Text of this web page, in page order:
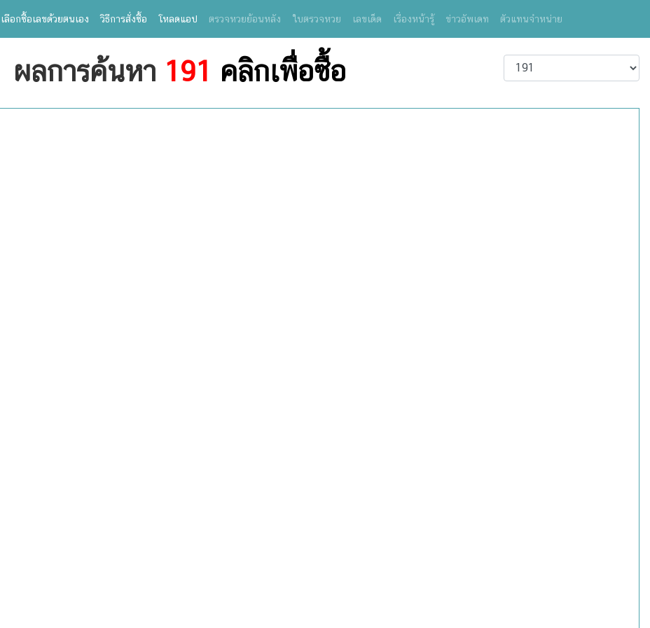
เลือกซื้อเลขด้วยตนเอง วิธีการสั่งซื้อ โหลดแอป ตรวจหวยย้อนหลัง ใบตรวจหวย เลขเด็ด เรื่องหน้ารู้ ข่าวอัพเดท ตัวแทนจำหน่าย
ผลการค้นหา 191 คลิกเพื่อซื้อ